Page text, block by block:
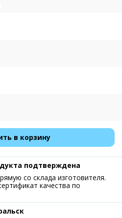
в корзину
подтверждена
со склада изготовителя.
качества по